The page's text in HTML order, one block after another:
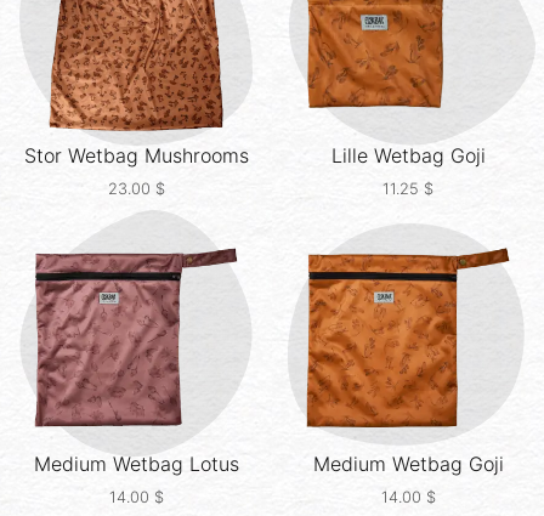
Stor Wetbag Mushrooms
23.00 $
Lille Wetbag Goji
11.25 $
Medium Wetbag Lotus
14.00 $
Medium Wetbag Goji
14.00 $